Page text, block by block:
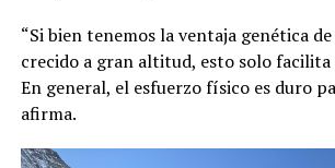
“Si bien tenemos la ventaja genética
crecido a gran altitud, esto solo facilita
En general, el esfuerzo físico es duro
afirma.